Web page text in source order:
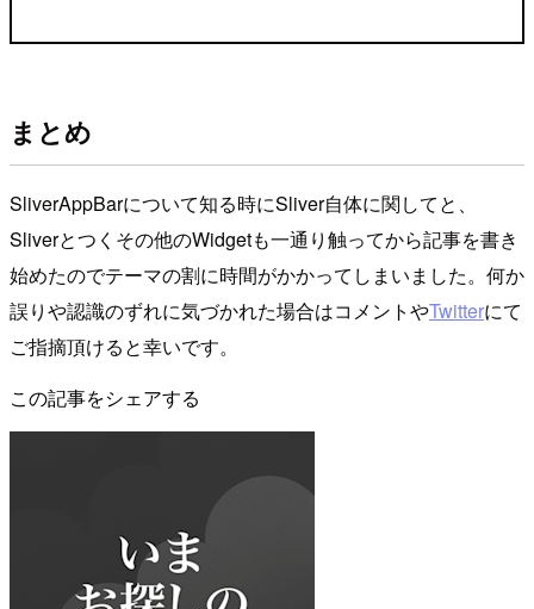
まとめ
SliverAppBarについて知る時にSliver自体に関してと、
Sliverとつくその他のWidgetも一通り触ってから記事を書き
始めたのでテーマの割に時間がかかってしまいました。何か
誤りや認識のずれに気づかれた場合はコメントやTwitterにて
ご指摘頂けると幸いです。
この記事をシェアする